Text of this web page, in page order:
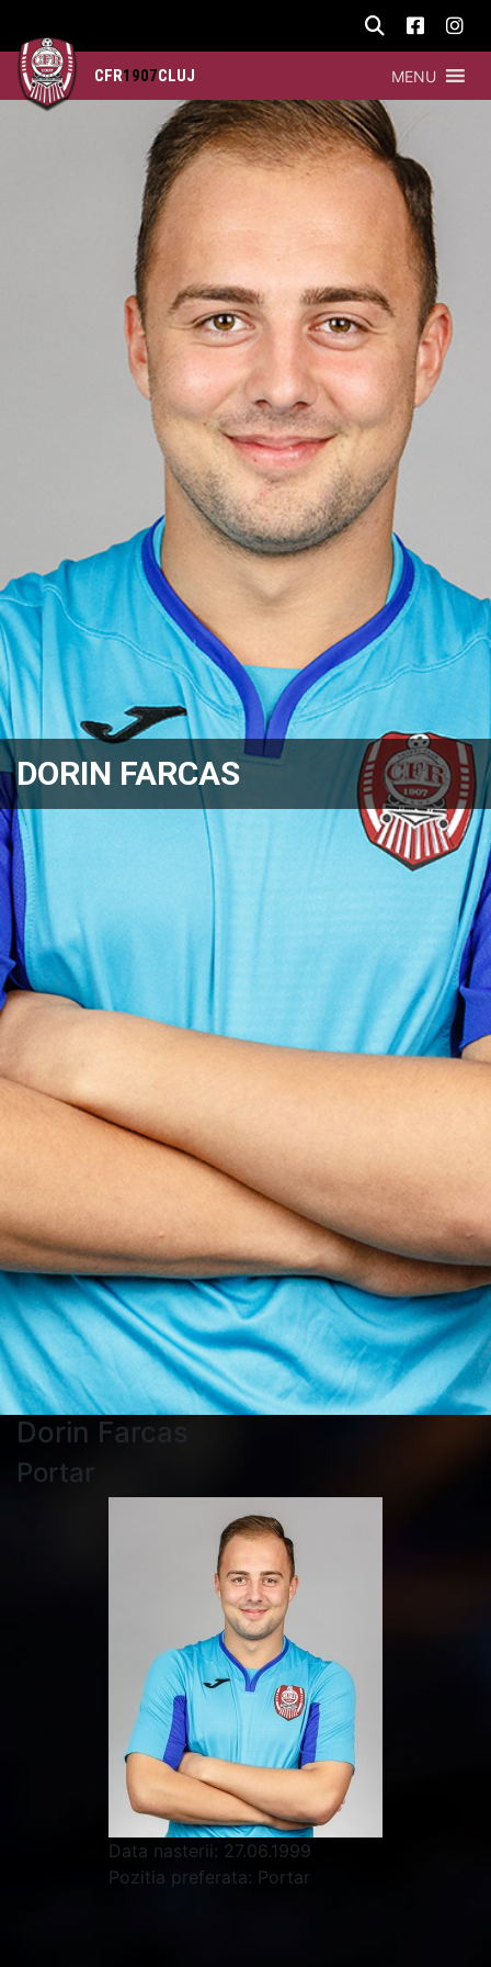
CFR1907CLUJ MENU
DORIN FARCAS
Dorin Farcas
Portar
Data nasterii: 27.06.1999
Pozitia preferata: Portar